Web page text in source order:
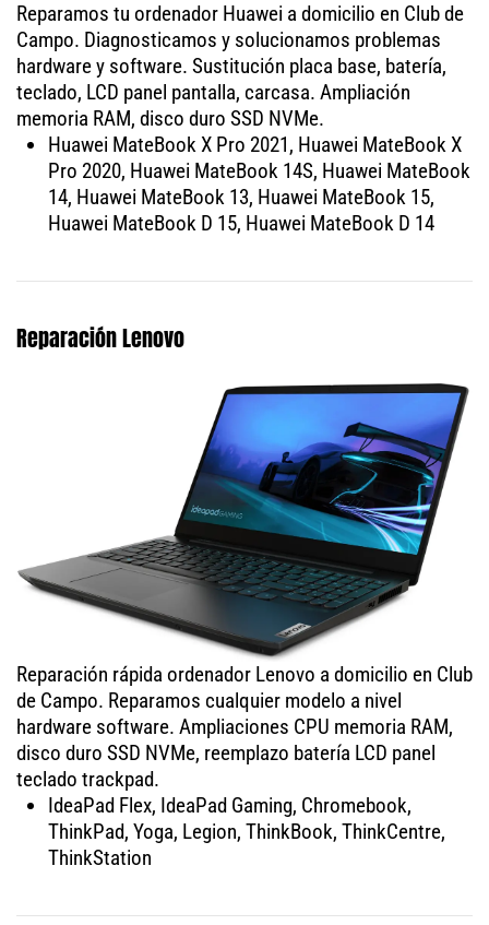
Reparamos tu ordenador Huawei a domicilio en Club de
Campo. Diagnosticamos y solucionamos problemas
hardware y software. Sustitución placa base, batería,
teclado, LCD panel pantalla, carcasa. Ampliación
memoria RAM, disco duro SSD NVMe.
Huawei MateBook X Pro 2021, Huawei MateBook X
Pro 2020, Huawei MateBook 14S, Huawei MateBook
14, Huawei MateBook 13, Huawei MateBook 15,
Huawei MateBook D 15, Huawei MateBook D 14
Reparación Lenovo
Reparación rápida ordenador Lenovo a domicilio en Club
de Campo. Reparamos cualquier modelo a nivel
hardware software. Ampliaciones CPU memoria RAM,
disco duro SSD NVMe, reemplazo batería LCD panel
teclado trackpad.
IdeaPad Flex, IdeaPad Gaming, Chromebook,
ThinkPad, Yoga, Legion, ThinkBook, ThinkCentre,
ThinkStation